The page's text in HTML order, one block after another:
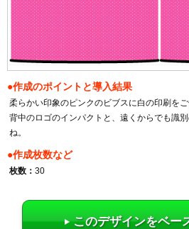
●作成のポイントと導入結果
柔らかい印象のピンクのビブスに白の印刷をご
背中のロゴのインパクトと、遠くからでも識
ね。
●作成枚数など
枚数： 30
このデザインをベー